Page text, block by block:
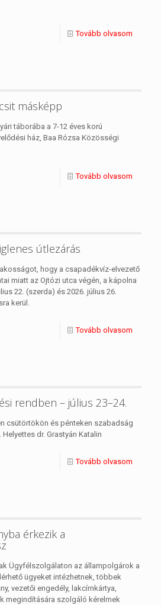
Tovább olvasom
másképp
táborába a 7-12 éves korú
ház, Baa Rózsa Közösségi
Tovább olvasom
útlezárás
hogy a csapadékvíz-elvezető
miatt az Ojtózi utca végén, a kápolna
22. (szerda) és 2026. július 26.
kerül.
Tovább olvasom
rendben – július 23–24.
csütörtökön és pénteken szabadság
dr. Grastyán Katalin
Tovább olvasom
érkezik a
Ügyfélszolgálaton az állampolgárok a
ügyeket intézhetnek, többek
vezetői engedély, lakcímkártya,
megindítására szolgáló kérelmek